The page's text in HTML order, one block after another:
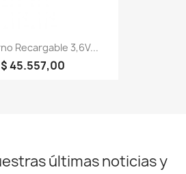
Recargable 3,6V...
$ 45.557,00
últimas noticias y